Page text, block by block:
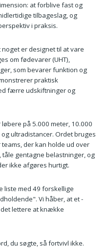
at forblive fast og
tilbageslag, og
i praksis.
noget er designet til at vare
om fødevarer (UHT),
som bevarer funktion og
praktisk
færre udskiftninger og
på 5.000 meter, 10.000
ultradistancer. Ordet bruges
der kan holde ud over
gentagne belastninger, og
ikke afgøres hurtigt.
liste med 49 forskellige
Vi håber, at et -
lettere at knække
du søgte, så fortvivl ikke.